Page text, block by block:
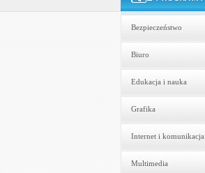
Bezpieczeństwo
Biuro
Edukacja i nauka
Grafika
Internet i komunikacja
Multimedia